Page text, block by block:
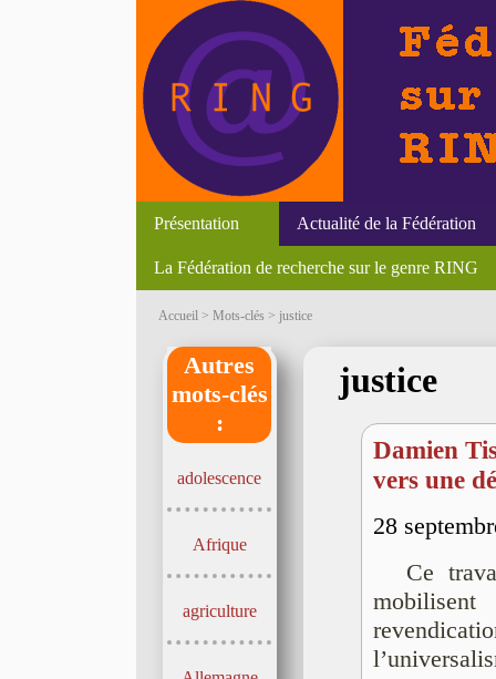
Présentation
La Fédération de recherche sur le genre RING
Actualité de la Fédération
Liens Textes Newsletter
Accueil> Mots-clés > justice
Autres
mots-clés
:
adolescence
Afrique
agriculture
justice
Damien
vers une
28
Ce